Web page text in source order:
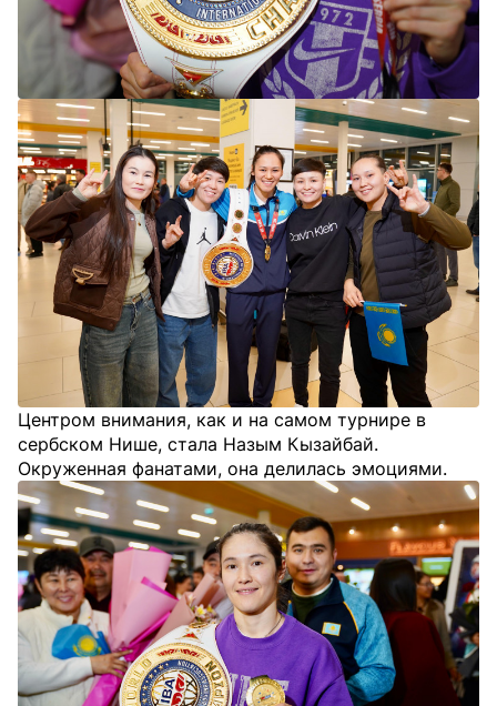
Центром внимания, как и на самом турнире в
сербском Нише, стала Назым Кызайбай.
Окруженная фанатами, она делилась эмоциями.